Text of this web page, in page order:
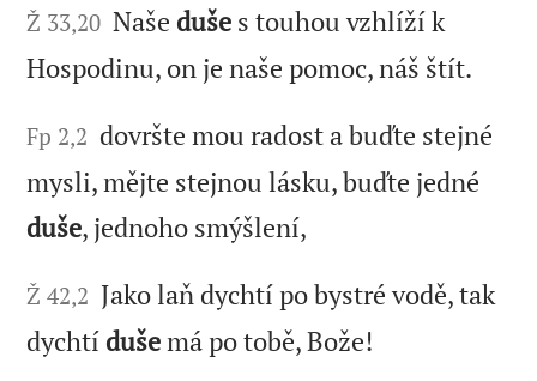
Ž 33,20 Naše duše s touhou vzhlíží k
Hospodinu, on je naše pomoc, náš štít.
Fp 2,2 dovršte mou radost a buďte stejné
mysli, mějte stejnou lásku, buďte jedné
duše, jednoho smýšlení,
Ž 42,2 Jako laň dychtí po bystré vodě, tak
dychtí dušemá po tobě, Bože!